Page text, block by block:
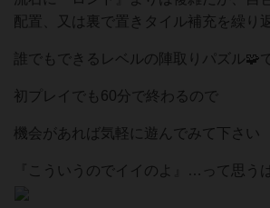
配置、又は裏で置きタイル補充を繰り
誰でもできるレベルの陣取りパズル🧩
初プレイでも60分で終わるので
機会があれば気軽に遊んでみて下さい
『こういうのでイイのよ』…って思う